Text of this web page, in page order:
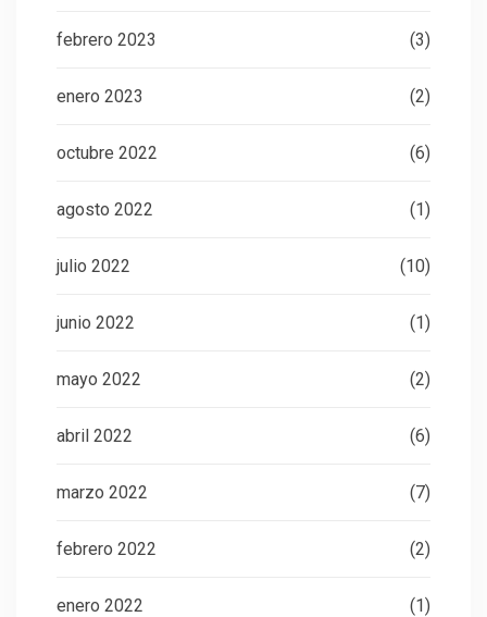
febrero 2023 (3)
enero 2023 (2)
octubre 2022 (6)
agosto 2022 (1)
julio 2022 (10)
junio 2022 (1)
mayo 2022 (2)
abril 2022 (6)
marzo 2022 (7)
febrero 2022 (2)
enero 2022 (1)